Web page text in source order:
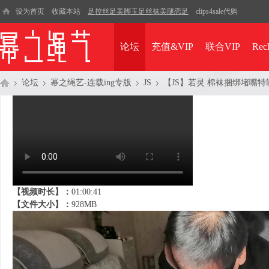
设为首页 收藏本站 足控丝足美脚玉足丝袜美腿恋足 clips4sale代购
论坛 充值&VIP 联合VIP
论坛 幂之绳艺-连载ing专版 JS 【JS】若灵 棉袜捆绑堵嘴
【视频时长】： 01:00:41
【文件大小】： 928MB